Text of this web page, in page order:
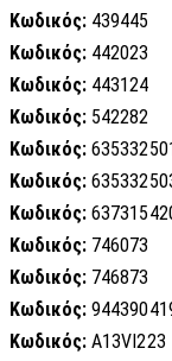
Κωδικός: 439445
Κωδικός: 442023
Κωδικός: 443124
Κωδικός: 542282
Κωδικός:
Κωδικός:
Κωδικός:
Κωδικός: 746073
Κωδικός: 746873
Κωδικός:
Κωδικός: A13VI223